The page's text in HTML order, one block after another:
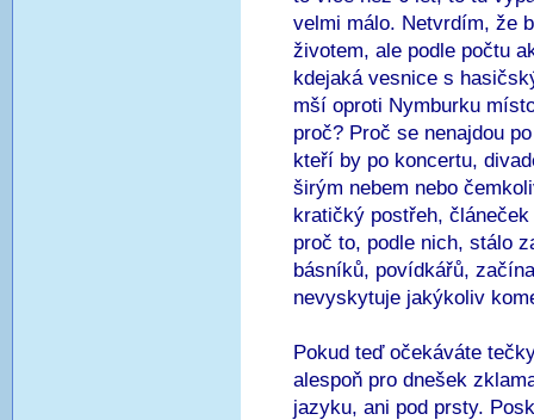
velmi málo. Netvrdím, že
životem, ale podle počtu
kdejaká vesnice s
mší oproti Nymburku
proč? Proč se nenajdou
kteří by po koncertu,
širým nebem nebo
kratičký postřeh,
proč to, podle nich, stálo
básníků, povídkářů,
nevyskytuje jakýkoliv
Pokud teď očekáváte
alespoň pro dnešek
jazyku, ani pod prsty.